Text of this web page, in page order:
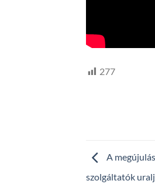
277
A
szolgáltatók